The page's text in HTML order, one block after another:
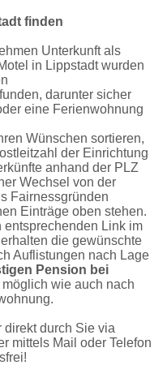
finden
Unterkunft als
in Lippstadt wurden
darunter sicher
eine Ferienwohnung
Wünschen sortieren,
der Einrichtung
anhand der PLZ
Wechsel von der
Fairnessgründen
Einträge oben stehen.
entsprechenden Link im
die gewünschte
Auflistungen nach Lage
Pension bei
wie auch nach
direkt durch Sie via
mittels Mail oder Telefon